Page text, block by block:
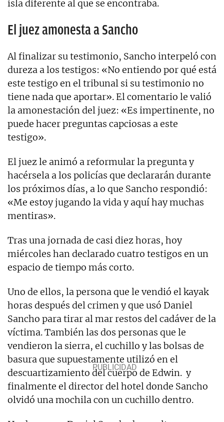
isla diferente al que se encontraba.
El juez amonesta a Sancho
Al finalizar su testimonio, Sancho interpeló con
dureza a los testigos: «No entiendo por qué está
este testigo en el tribunal si su testimonio no
tiene nada que aportar». El comentario le valió
la amonestación del juez: «Es impertinente, no
puede hacer preguntas capciosas a este
testigo».
El juez le animó a reformular la pregunta y
hacérsela a los policías que declararán durante
los próximos días, a lo que Sancho respondió:
«Me estoy jugando la vida y aquí hay muchas
mentiras».
Tras una jornada de casi diez horas, hoy
miércoles han declarado cuatro testigos en un
espacio de tiempo más corto.
Uno de ellos, la persona que le vendió el kayak
horas después del crimen y que usó Daniel
Sancho para tirar al mar restos del cadáver de la
víctima. También las dos personas que le
vendieron la sierra, el cuchillo y las bolsas de
basura que supuestamente utilizó en el
descuartizamiento del cuerpo de Edwin. y
finalmente el director del hotel donde Sancho
olvidó una mochila con un cuchillo dentro.